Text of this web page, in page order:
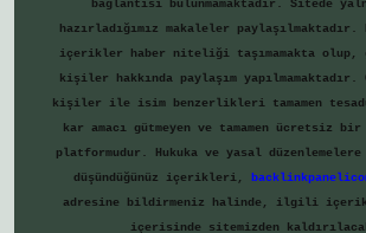
bağlantısı bulunmamaktadır. Sitede
hazırladığımız makaleler
içerikler haber niteliği taşımamakta olup,
kişiler hakkında paylaşım yapılmamaktadır.
kişiler ile isim benzerlikleri tamamen
kar amacı gütmeyen ve tamamen ücretsiz
platformudur. Hukuka ve yasal düzenlemelere
düşündüğünüz içerikleri,
adresine bildirmeniz halinde, ilgili
içerisinde sitemizden